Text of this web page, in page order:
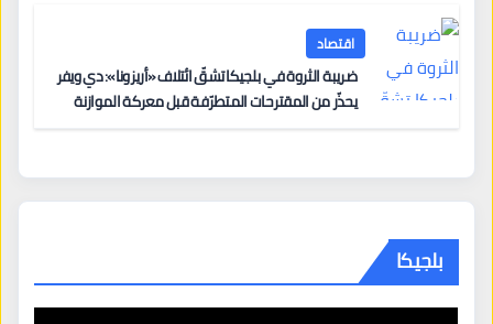
اقتصاد
ضريبة الثروة في بلجيكا تشقّ ائتلاف «أريزونا»: دي ويفر
يحذّر من المقترحات المتطرّفة قبل معركة الموازنة
بلجيكا